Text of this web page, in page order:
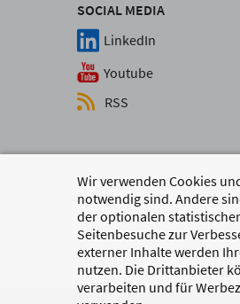
Wir verwenden Cookies
notwendig sind. Andere
der optionalen
Seitenbesuche zur
externer Inhalte werden
nutzen. Die Drittanbieter
verarbeiten und für
SOCIAL MEDIA
LinkedIn
Youtube
RSS